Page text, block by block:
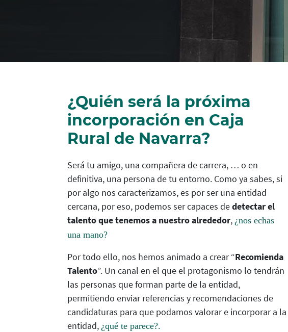
¿Quién será la próxima
incorporación en Caja
Rural de Navarra?
Será tu amigo, una compañera de carrera, … o en
definitiva, una persona de tu entorno. Como ya sabes, si
por algo nos caracterizamos, es por ser una entidad
cercana, por eso, podemos ser capaces dedetectar el
talento que tenemos a nuestro alrededor, ¿nos echas
una mano?
Por todo ello, nos hemos animado a crear “Recomienda
Talento”. Un canal en el que el protagonismo lo tendrán
las personas que forman parte de la entidad,
permitiendo enviar referencias y recomendaciones de
candidaturas para que podamos valorar e incorporar a la
entidad, ¿qué te parece?.